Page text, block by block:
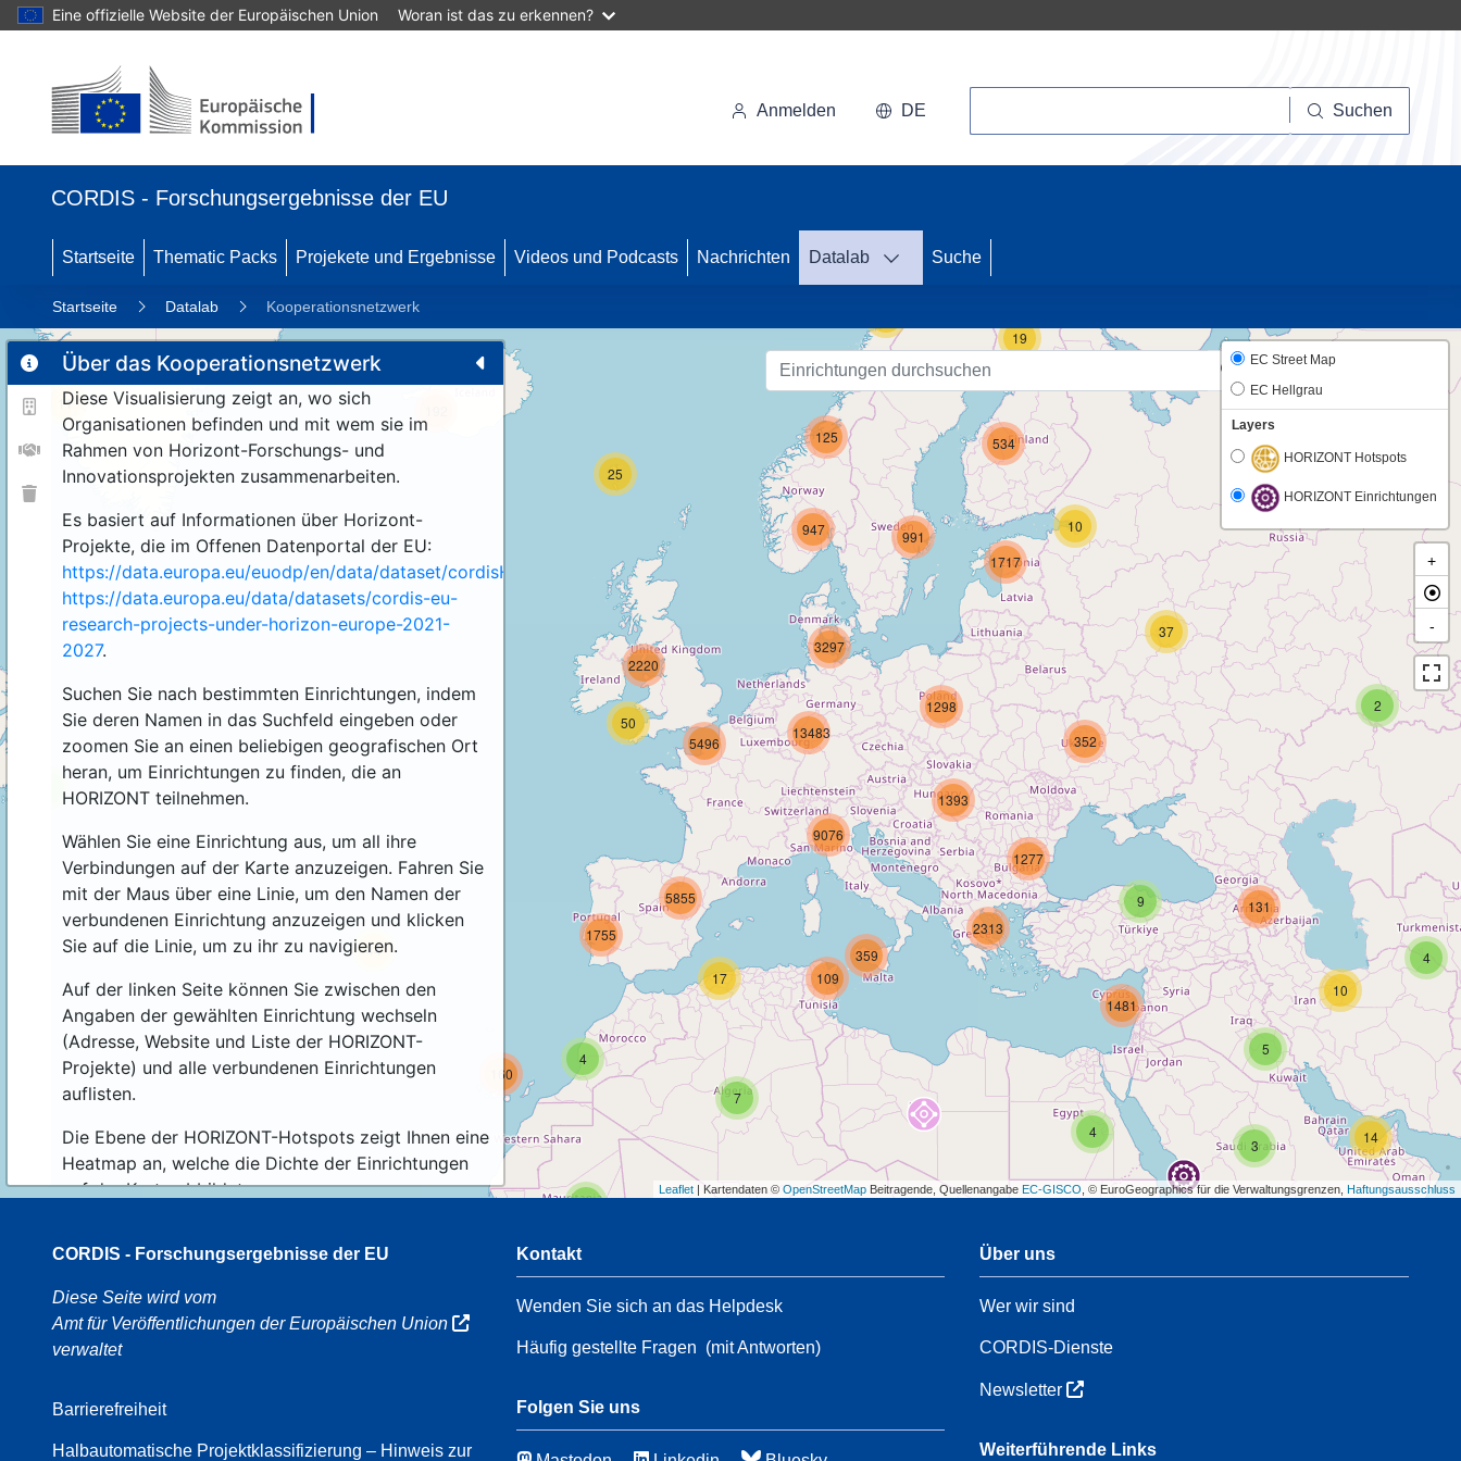
Eine offizielle Website der Europäischen Union Woran ist das zu erkennen?
Anmelden DE Suchen
CORDIS - Forschungsergebnisse der EU
Startseite Thematic Packs Projekete und Ergebnisse Videos und Podcasts Nachrichten Datalab Suche
Startseite Datalab Kooperationsnetzwerk
Über das Kooperationsnetzwerk
Diese Visualisierung zeigt an, wo sich
Organisationen befinden und mit wem sie im
Rahmen von Horizont-Forschungs- und
Innovationsprojekten zusammenarbeiten.
Es basiert auf Informationen über Horizont-
Projekte, die im Offenen Datenportal der EU:
https://data.europa.eu/euodp/en/data/dataset/cordisH2020projects.
https://data.europa.eu/data/datasets/cordis-eu-
research-projects-under-horizon-europe-2021-
2027.
Suchen Sie nach bestimmten Einrichtungen, indem
Sie deren Namen in das Suchfeld eingeben oder
zoomen Sie an einen beliebigen geografischen Ort
heran, um Einrichtungen zu finden, die an
HORIZONT teilnehmen.
Wählen Sie eine Einrichtung aus, um all ihre
Verbindungen auf der Karte anzuzeigen. Fahren Sie
mit der Maus über eine Linie, um den Namen der
verbundenen Einrichtung anzuzeigen und klicken
Sie auf die Linie, um zu ihr zu navigieren.
Auf der linken Seite können Sie zwischen den
Angaben der gewählten Einrichtung wechseln
(Adresse, Website und Liste der HORIZONT-
Projekte) und alle verbundenen Einrichtungen
auflisten.
Die Ebene der HORIZONT-Hotspots zeigt Ihnen eine
Heatmap an, welche die Dichte der Einrichtungen
auf der Karte abbildet.
11
3
5
2
10
4
14
44
43
2
4
160
4
7
109
9 131
359
1277
1481
2313
17
50
1755
5855
19
25
125
947
2220
1298
1393
5496
3297
9076
13483
10
37
534
352
991
1717
EC Street Map
EC Hellgrau
Layers
HORIZONT Hotspots
HORIZONT Einrichtungen
+
-
Leaflet | Kartendaten © OpenStreetMap Beitragende, Quellenangabe EC-GISCO , © EuroGeographics für die Verwaltungsgrenzen, Haftungsausschluss
CORDIS - Forschungsergebnisse der EU
Diese Seite wird vom
Amt für Veröffentlichungen der Europäischen Union
verwaltet
Barrierefreiheit
Halbautomatische Projektklassifizierung – Hinweis zur
Kontakt
Wenden Sie sich an das Helpdesk
Häufig gestellte Fragen (mit Antworten)
Folgen Sie uns
Über uns
Wer wir sind
CORDIS-Dienste
Newsletter
Weiterführende Links